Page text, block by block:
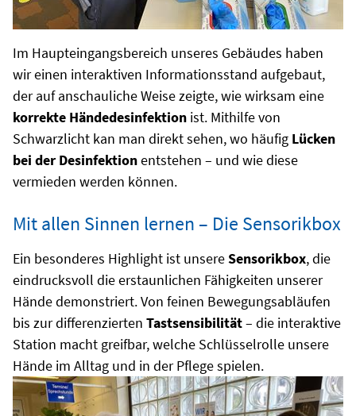
Im Haupteingangsbereich unseres Gebäudes haben
wir einen interaktiven Informationsstand aufgebaut,
der auf anschauliche Weise zeigte, wie wirksam eine
korrekte Händedesinfektion ist. Mithilfe von
Schwarzlicht kan man direkt sehen, wo häufig Lücken
bei der Desinfektionentstehen – und wie diese
vermieden werden können.
Mit allen Sinnen lernen – Die Sensorikbox
Ein besonderes Highlight ist unsereSensorikbox, die
eindrucksvoll die erstaunlichen Fähigkeiten unserer
Hände demonstriert. Von feinen Bewegungsabläufen
bis zur differenzierten Tastsensibilität– die interaktive
Station macht greifbar, welche Schlüsselrolle unsere
Hände im Alltag und in der Pflege spielen.